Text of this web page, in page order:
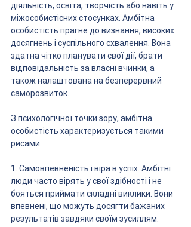
діяльність, освіта, творчість або навіть у
міжособистісних стосунках. Амбітна
особистість прагне до визнання, високих
досягнень і суспільного схвалення. Вона
здатна чітко планувати свої дії, брати
відповідальність за власні вчинки, а
також налаштована на безперервний
саморозвиток.
З психологічної точки зору, амбітна
особистість характеризується такими
рисами:
1. Самовпевненість і віра в успіх. Амбітні
люди часто вірять у свої здібності і не
бояться приймати складні виклики. Вони
впевнені, що можуть досягти бажаних
результатів завдяки своїм зусиллям.